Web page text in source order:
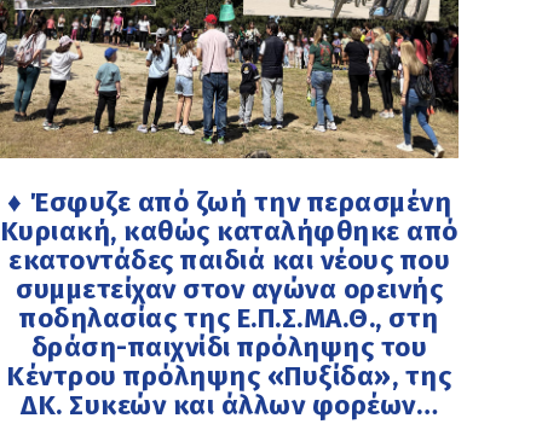
♦ Έσφυζε από ζωή την περασμένη
Κυριακή, καθώς καταλήφθηκε από
εκατοντάδες παιδιά και νέους που
συμμετείχαν στον αγώνα ορεινής
ποδηλασίας της Ε.Π.Σ.ΜΑ.Θ., στη
δράση-παιχνίδι πρόληψης του
Κέντρου πρόληψης «Πυξίδα», της
ΔΚ. Συκεών και άλλων φορέων…